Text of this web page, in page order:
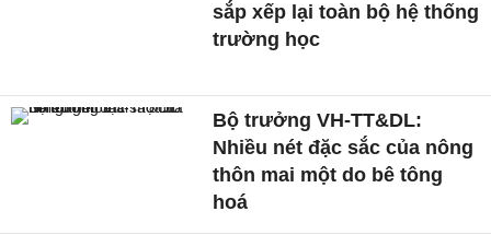
sắp xếp lại toàn bộ hệ thống
trường học
Bộ trưởng VH-TT&DL:
Nhiều nét đặc sắc của nông
thôn mai một do bê tông
hoá